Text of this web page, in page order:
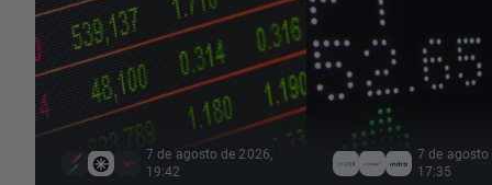
7 de agosto de 2026,
19:42
7 de agosto
17:35